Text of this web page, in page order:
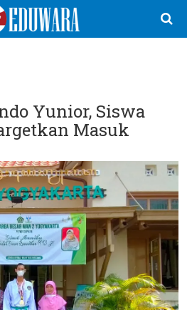
Ikuti Kami di:
Yunior, Siswa
Masuk